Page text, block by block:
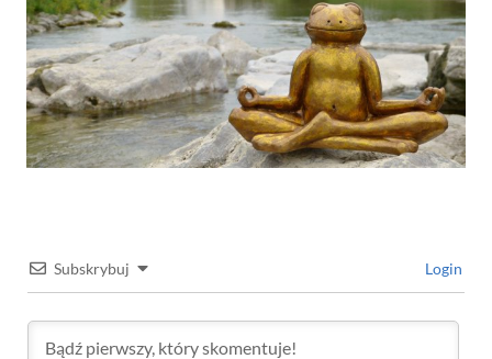
Subskrybuj Login